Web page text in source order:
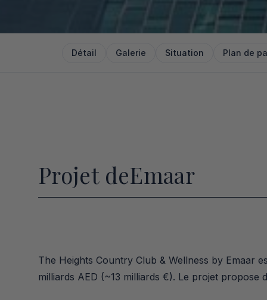
Détail Galerie Situation Plan de
Projet deEmaar
The Heights Country Club & Wellness by Emaar
milliards AED (~13 milliards €). Le projet propose